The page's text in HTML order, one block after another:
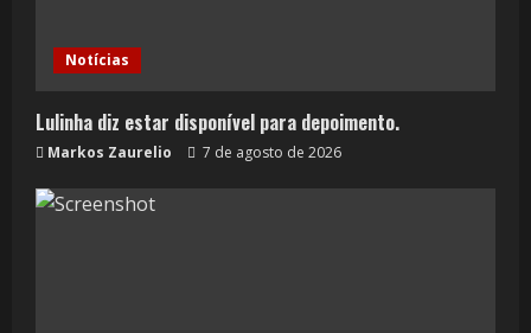
Notícias
Lulinha diz estar disponível para depoimento.
Markos Zaurelio 7 de agosto de 2026